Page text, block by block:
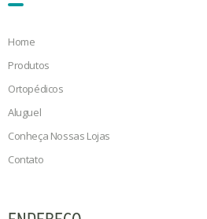
Home
Produtos
Ortopédicos
Aluguel
Conheça Nossas Lojas
Contato